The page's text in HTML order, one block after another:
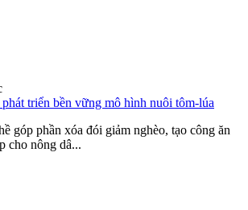
triển bền vững mô hình nuôi tôm-lúa
góp phần xóa đói giảm nghèo, tạo công ăn
cho nông dâ...